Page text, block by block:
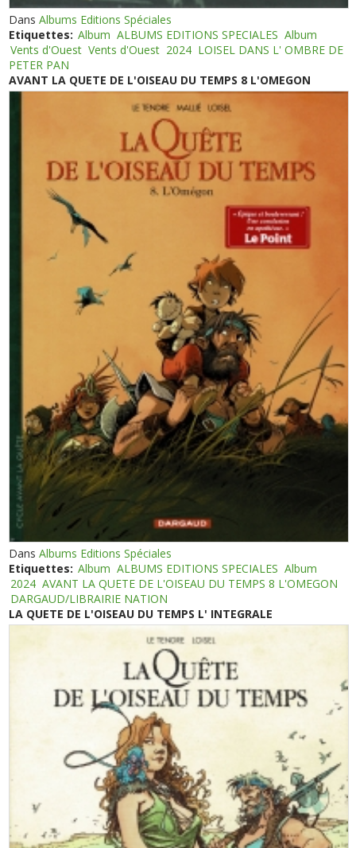
DansAlbums Editions Spéciales
Etiquettes: Album ALBUMS EDITIONS SPECIALES Album
Vents d'Ouest Vents d'Ouest 2024 LOISEL DANS L' OMBRE DE
PETER PAN
AVANT LA QUETE DE L'OISEAU DU TEMPS 8 L'OMEGON
DansAlbums Editions Spéciales
Etiquettes: Album ALBUMS EDITIONS SPECIALES Album
2024 AVANT LA QUETE DE L'OISEAU DU TEMPS 8 L'OMEGON
DARGAUD/LIBRAIRIE NATION
LA QUETE DE L'OISEAU DU TEMPS L' INTEGRALE